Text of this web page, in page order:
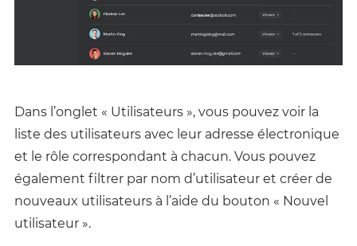
Dans l’onglet « Utilisateurs », vous pouvez voir la
liste des utilisateurs avec leur adresse électronique
et le rôle correspondant à chacun. Vous pouvez
également filtrer par nom d’utilisateur et créer de
nouveaux utilisateurs à l’aide du bouton « Nouvel
utilisateur ».